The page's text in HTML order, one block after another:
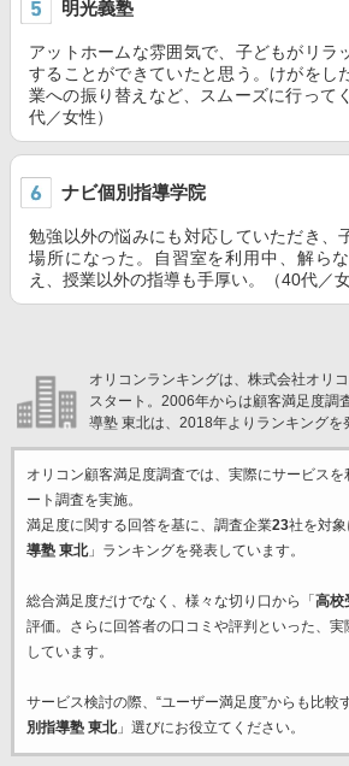
明光義塾
アットホームな雰囲気で、子どもがリラ
することができていたと思う。けがをし
業への振り替えなど、スムーズに行って
代／女性）
ナビ個別指導学院
勉強以外の悩みにも対応していただき、
場所になった。自習室を利用中、解ら
え、授業以外の指導も手厚い。（40代／女
オリコンランキングは、株式会社オリ
スタート。2006年からは顧客満足度調
導塾 東北は、2018年よりランキングを
オリコン顧客満足度調査では、実際にサービスを
ート調査を実施。
満足度に関する回答を基に、調査企業23社を対象
導塾 東北」ランキングを発表しています。
総合満足度だけでなく、様々な切り口から「 高校
評価。さらに回答者の口コミや評判といった、
しています。
サービス検討の際、“ユーザー満足度”からも比較
別指導塾 東北」選びにお役立てください。